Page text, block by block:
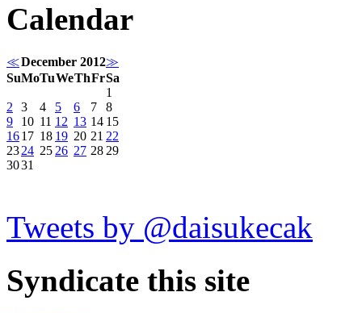
Calendar
≪December 2012≫
SuMoTuWeThFrSa
1
2
3 4 5 6 7
8
9
10 11 12 13 14 15
1617 18 19 20 21 22
2324 25 26 27 28 29
3031
Tweets by @daisukecak
Syndicate this site